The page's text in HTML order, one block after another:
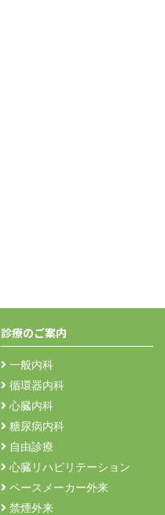
診療のご案内
一般内科
循環器内科
心臓内科
糖尿病内科
自由診療
心臓リハビリテーション
ペースメーカー外来
禁煙外来